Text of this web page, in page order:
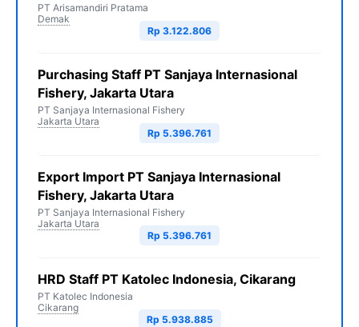
PT Arisamandiri Pratama
Demak
Rp 3.122.806
Purchasing Staff PT Sanjaya Internasional
Fishery, Jakarta Utara
PT Sanjaya Internasional Fishery
Jakarta Utara
Rp 5.396.761
Export Import PT Sanjaya Internasional
Fishery, Jakarta Utara
PT Sanjaya Internasional Fishery
Jakarta Utara
Rp 5.396.761
HRD Staff PT Katolec Indonesia, Cikarang
PT Katolec Indonesia
Cikarang
Rp 5.938.885